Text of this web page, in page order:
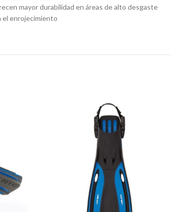
mayor durabilidad en áreas de alto desgaste
el enrojecimiento